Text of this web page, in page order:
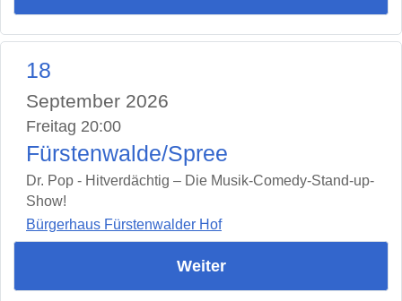
18
September 2026
Freitag 20:00
Fürstenwalde/Spree
Dr. Pop - Hitverdächtig – Die Musik-Comedy-Stand-up-
Show!
Bürgerhaus Fürstenwalder Hof
Weiter